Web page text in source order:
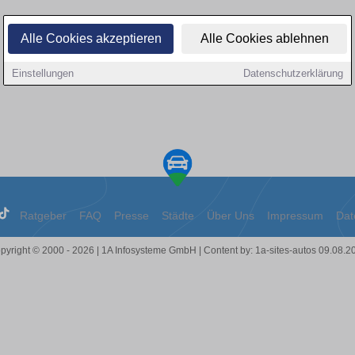
Alle Cookies akzeptieren Alle Cookies ablehnen
Einstellungen Datenschutzerklärung
Ratgeber FAQ Presse Städte Über Uns Impressum
© 2000 - 2026 | 1A Infosysteme GmbH | Content by: 1a-sites-autos